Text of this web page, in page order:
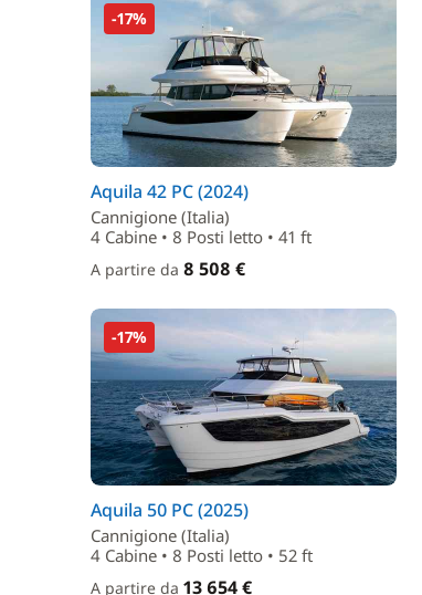
-17%
Aquila 42 PC (2024)
Cannigione (Italia)
4 Cabine • 8 Posti letto • 41 ft
A partire da 8 508 €
-17%
Aquila 50 PC (2025)
Cannigione (Italia)
4 Cabine • 8 Posti letto • 52 ft
A partire da 13 654 €